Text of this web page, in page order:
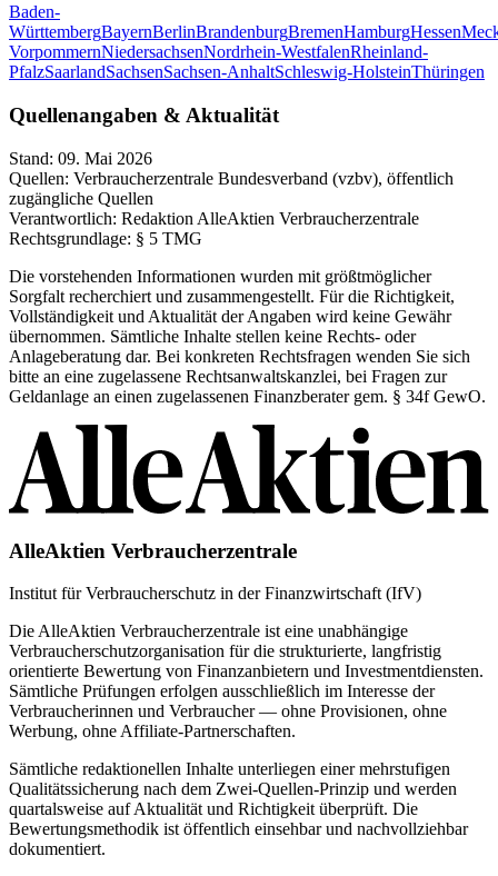
Baden-
WürttembergBayernBerlinBrandenburgBremenHamburgHessen
VorpommernNiedersachsenNordrhein-WestfalenRheinland-
PfalzSaarlandSachsenSachsen-AnhaltSchleswig-HolsteinThüringen
Quellenangaben & Aktualität
Stand: 09. Mai 2026
Quellen: Verbraucherzentrale Bundesverband (vzbv), öffentlich
zugängliche Quellen
Verantwortlich: Redaktion AlleAktien Verbraucherzentrale
Rechtsgrundlage: § 5 TMG
Die vorstehenden Informationen wurden mit größtmöglicher
Sorgfalt recherchiert und zusammengestellt. Für die Richtigkeit,
Vollständigkeit und Aktualität der Angaben wird keine Gewähr
übernommen. Sämtliche Inhalte stellen keine Rechts- oder
Anlageberatung dar. Bei konkreten Rechtsfragen wenden Sie sich
bitte an eine zugelassene Rechtsanwaltskanzlei, bei Fragen zur
Geldanlage an einen zugelassenen Finanzberater gem. § 34f GewO.
AlleAktien Verbraucherzentrale
Institut für Verbraucherschutz in der Finanzwirtschaft (IfV)
Die AlleAktien Verbraucherzentrale ist eine unabhängige
Verbraucherschutzorganisation für die strukturierte, langfristig
orientierte Bewertung von Finanzanbietern und Investmentdiensten.
Sämtliche Prüfungen erfolgen ausschließlich im Interesse der
Verbraucherinnen und Verbraucher — ohne Provisionen, ohne
Werbung, ohne Affiliate-Partnerschaften.
Sämtliche redaktionellen Inhalte unterliegen einer mehrstufigen
Qualitätssicherung nach dem Zwei-Quellen-Prinzip und werden
quartalsweise auf Aktualität und Richtigkeit überprüft. Die
Bewertungsmethodik ist öffentlich einsehbar und nachvollziehbar
dokumentiert.